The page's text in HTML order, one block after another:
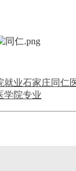
就业石家庄同仁
学院专业